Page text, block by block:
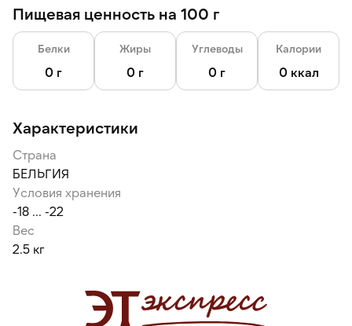
Шоковая заморозка — технология быстрой заморозки,
которая помогает сохранить плотную текстуру,
питательные свойства и рассыпчатость.
Пищевая ценность на 100 г
Белки
0 г
Жиры
0 г
Углеводы
0 г
Калории
0 ккал
Характеристики
Страна
БЕЛЬГИЯ
Условия хранения
-18 ... -22
Вес
2.5 кг